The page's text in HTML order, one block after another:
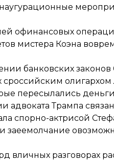
офинансовых
мистера Коэна
банковских
сроссийским
пересылались
Трампа
спорно-актрисой
заеемолчание
разговорах